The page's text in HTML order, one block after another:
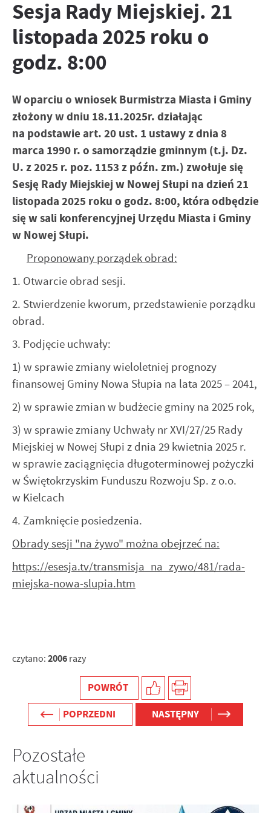
Sesja Rady Miejskiej. 21
listopada 2025 roku o
godz. 8:00
W oparciu o wniosek Burmistrza Miasta i Gminy
złożony w dniu 18.11.2025r. działając
na podstawie art. 20 ust. 1 ustawy z dnia 8
marca 1990 r. o samorządzie gminnym (t.j. Dz.
U. z 2025 r. poz. 1153 z późn. zm.) zwołuje się
Sesję Rady Miejskiej w Nowej Słupi na dzień 21
listopada 2025 roku o godz. 8:00, która odbędzie
się w sali konferencyjnej Urzędu Miasta i Gminy
w Nowej Słupi.
Proponowany porządek obrad:
1. Otwarcie obrad sesji.
2. Stwierdzenie kworum, przedstawienie porządku
obrad.
3. Podjęcie uchwały:
1) w sprawie zmiany wieloletniej prognozy
finansowej Gminy Nowa Słupia na lata 2025 – 2041,
2) w sprawie zmian w budżecie gminy na 2025 rok,
3) w sprawie zmiany Uchwały nr XVI/27/25 Rady
Miejskiej w Nowej Słupi z dnia 29 kwietnia 2025 r.
w sprawie zaciągnięcia długoterminowej pożyczki
w Świętokrzyskim Funduszu Rozwoju Sp. z o.o.
w Kielcach
4. Zamknięcie posiedzenia.
Obrady sesji "na żywo" można obejrzeć na:
https://esesja.tv/transmisja_na_zywo/481/rada-
miejska-nowa-slupia.htm
czytano: 2006 razy
POWRÓT
POPRZEDNI
NASTĘPNY
Pozostałe
aktualności
Zapoznaj się zPOLITYKĄ PRYWATNOŚCI I PLIKÓW COOKIES
zapamiętanie wprowadzonych przez Ciebie ustawień oraz
personalizację określonych funkcjonalności czy
prezentowanych treści.
Dzięki tym plikom cookies możemy zapewnić Ci większy
komfort korzystania z funkcjonalności naszej strony
poprzez dopasowanie jej do Twoich indywidualnych
personalizacyjne pliki cookies gwarantuje dostępność
większej ilości funkcji na stronie.
Analityczne pliki cookies pomagają nam rozwijać się i
dostosowywać do Twoich potrzeb.
Cookies analityczne pozwalają na uzyskanie informacji w
zakresie wykorzystywania witryny internetowej, miejsca
oraz częstotliwości, z jaką odwiedzane są nasze serwisy
www. Dane pozwalają nam na ocenę naszych serwisów
internetowych pod względem ich popularności wśród
użytkowników. Zgromadzone informacje są przetwarzane w
formie zanonimizowanej. Wyrażenie zgody na analityczne
pliki cookies gwarantuje dostępność wszystkich
funkcjonalności.
Więcej
Reklamowe
Dzięki reklamowym plikom cookies prezentujemy Ci
najciekawsze informacje i aktualności na stronach naszych
partnerów.
Promocyjne pliki cookies służą do prezentowania Ci naszych
komunikatów na podstawie analizy Twoich upodobań oraz
Twoich zwyczajów dotyczących przeglądanej witryny
internetowej. Treści promocyjne mogą pojawić się na
partnerami oraz innych dostawców usług. Firmy te działają
w charakterze pośredników prezentujących nasze treści w
społecznościowych.